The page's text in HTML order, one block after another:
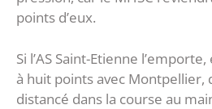
points d’eux.
Si l’AS Saint-Etienne
à huit points avec Montpellier,
distancé dans la course au